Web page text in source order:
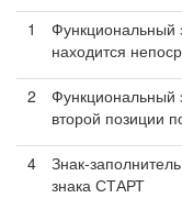
1
Функциональный
находится
2
Функциональный
второй позиции
4
Знак-
знака СТАРТ